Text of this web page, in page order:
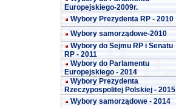
Europejskiego-2009r.
Wybory Prezydenta RP - 2010
Wybory samorządowe-2010
Wybory do Sejmu RP i Senatu
RP - 2011
Wybory do Parlamentu
Europejskiego - 2014
Wybory Prezydenta
Rzeczypospolitej Polskiej - 2015
Wybory samorządowe - 2014